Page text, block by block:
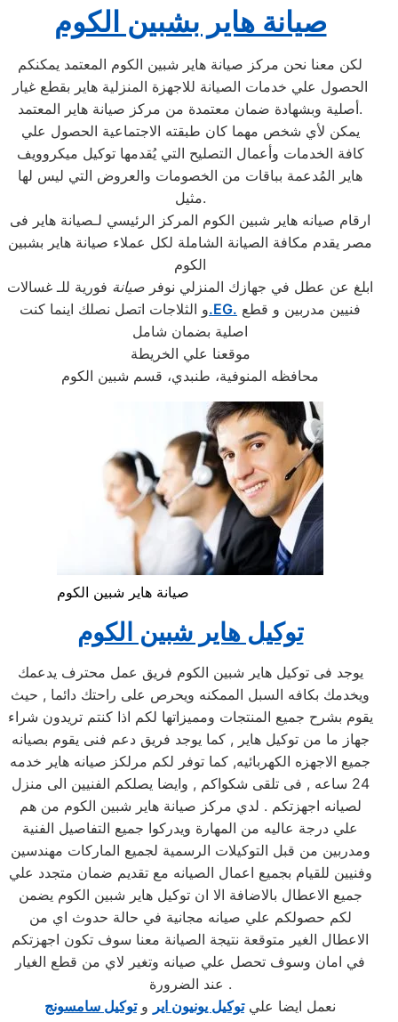
صيانة هاير بشبين الكوم
لكن معنا نحن مركز صيانة هاير شبين الكوم المعتمد يمكنكم
الحصول علي خدمات الصيانة للاجهزة المنزلية هاير بقطع غيار
أصلية وبشهادة ضمان معتمدة من مركز صيانة هاير المعتمد.
يمكن لأي شخص مهما كان طبقته الاجتماعية الحصول علي
كافة الخدمات وأعمال التصليح التي يُقدمها توكيل ميكروويف
هاير المُدعمة بباقات من الخصومات والعروض التي ليس لها
مثيل.
ارقام صيانه هاير شبين الكوم المركز الرئيسي لـصيانة هاير فى
مصر يقدم مكافة الصيانة الشاملة لكل عملاء صيانة هاير بشبين
الكوم
ابلغ عن عطل في جهازك المنزلي نوفر صيانة فورية للـ غسالات
و الثلاجات اتصل نصلك اينما كنت.EG.
اصلية بضمان شامل
موقعنا علي الخريطة
محافظه المنوفية، طنبدي، قسم شبين الكوم
صيانة هاير شبين الكوم
توكيل هاير شبين الكوم
يوجد فى توكيل هاير شبين الكوم فريق عمل محترف يدعمك
ويخدمك بكافه السبل الممكنه ويحرص على راحتك دائما , حيث
يقوم بشرح جميع المنتجات ومميزاتها لكم اذا كنتم تريدون شراء
جهاز ما من توكيل هاير , كما يوجد فريق دعم فنى يقوم بصيانه
جميع الاجهزه الكهربائيه, كما توفر لكم مرلكز صيانه هاير خدمه
24 ساعه , فى تلقى شكواكم , وايضا يصلكم الفنيين الى منزل
لصيانه اجهزتكم . لدي مركز صيانة هاير شبين الكوم من هم
علي درجة عاليه من المهارة ويدركوا جميع التفاصيل الفنية
ومدربين من قبل التوكيلات الرسمية لجميع الماركات مهندسين
وفنيين للقيام بجميع اعمال الصيانه مع تقديم ضمان متجدد علي
جميع الاعطال بالاضافة الا ان توكيل هاير شبين الكوم يضمن
لكم حصولكم علي صيانه مجانية في حالة حدوث اي من
الاعطال الغير متوقعة نتيجة الصيانة معنا سوف تكون اجهزتكم
في امان وسوف تحصل علي صيانه وتغير لاي من قطع الغيار
عند الضرورة .
نعمل ايضا عليتوكيل يونيون اير وتوكيل سامسونج